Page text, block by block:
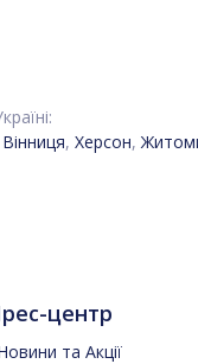
Вінниця, Херсон,
центр
та Акції